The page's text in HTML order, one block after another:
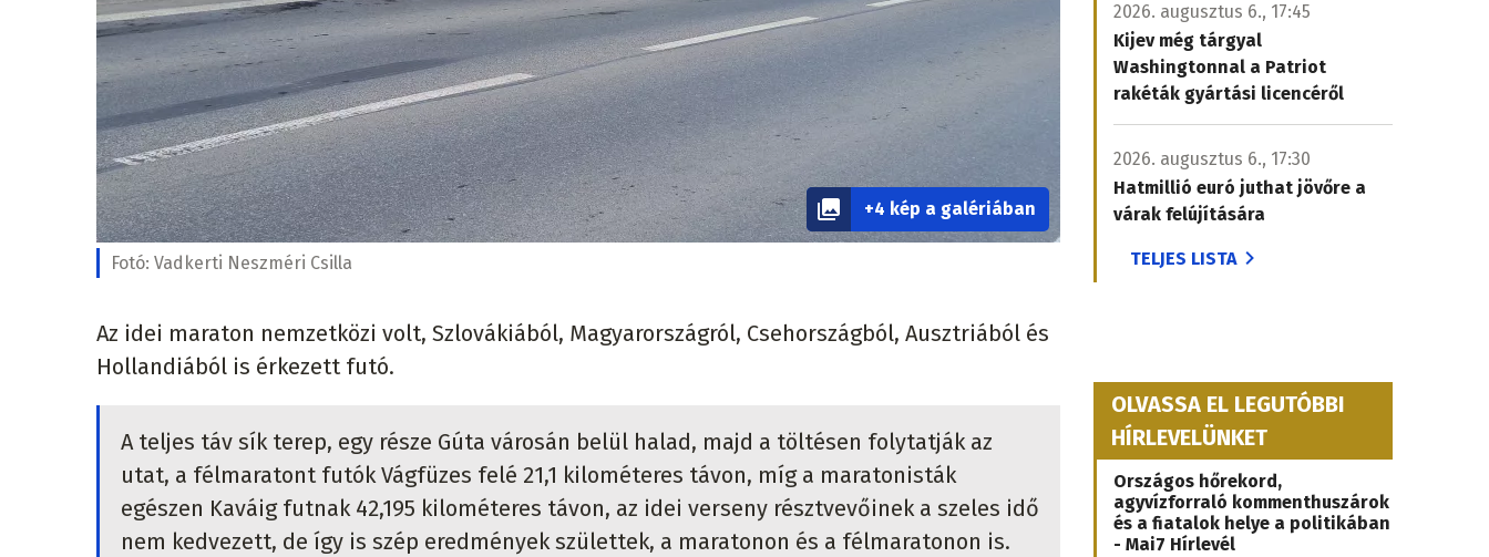
+4 kép a galériában
Fotó: Vadkerti Neszméri Csilla
Az idei maraton nemzetközi volt, Szlovákiából, Magyarországról, Csehországból, Ausztriából és
Hollandiából is érkezett futó.
A teljes táv sík terep, egy része Gúta városán belül halad, majd a töltésen folytatják az
utat, a félmaratont futók Vágfüzes felé 21,1 kilométeres távon, míg a maratonisták
egészen Kaváig futnak 42,195 kilométeres távon, az idei verseny résztvevőinek a szeles idő
nem kedvezett, de így is szép eredmények születtek, a maratonon és a félmaratonon is.
2026. augusztus 6., 17:45
Kijev még tárgyal
Washingtonnal a Patriot
rakéták gyártási licencéről
2026. augusztus 6., 17:30
Hatmillió euró juthat jövőre a
várak felújítására
TELJES LISTA
OLVASSA EL LEGUTÓBBI
HÍRLEVELÜNKET
Országos hőrekord,
agyvízforraló kommenthuszárok
és a fiatalok helye a politikában
- Mai7 Hírlevél